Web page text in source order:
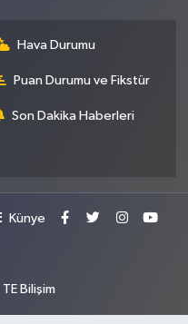
Hava Durumu
Puan Durumu ve Fikstür
Son Dakika Haberleri
Künye
TE Bilişim